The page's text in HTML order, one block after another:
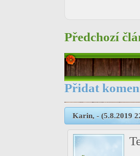
Předchozí
Přidat
Karin, - (5.8.2019